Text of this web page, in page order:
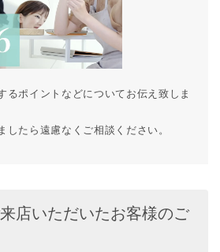
るポイントなどについてお伝え致しま
したら遠慮なくご相談ください。
店いただいたお客様のご